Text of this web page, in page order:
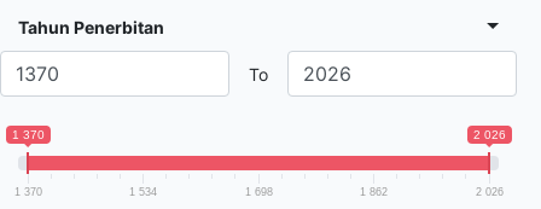
Tahun Penerbitan
To
1 370 2 026
1 370 1 534 1 698 1 862 2 026